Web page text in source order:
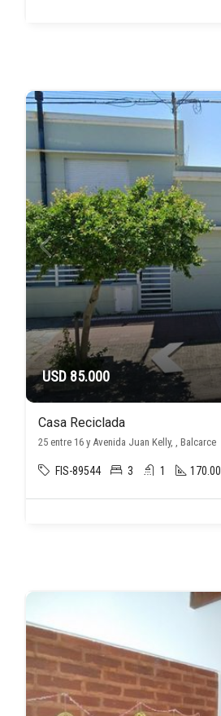
USD 85.000
Casa Reciclada
25 entre 16 y Avenida Juan Kelly, , Balcarce
FIS-89544 3 1 170.00